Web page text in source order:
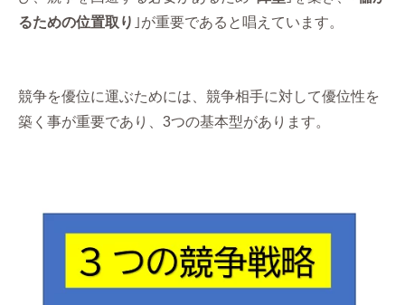
るための位置取り ｣が重要であると唱えています。
競争を優位に運ぶためには、競争相手に対して優位性を
築く事が重要であり、3つの基本型があります。